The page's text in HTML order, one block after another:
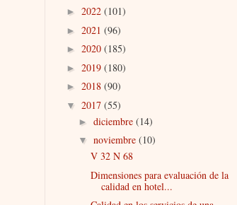
► 2022 (101)
► 2021 (96)
► 2020 (185)
► 2019 (180)
► 2018 (90)
▼ 2017 (55)
► diciembre (14)
▼ noviembre (10)
V 32 N 68
Dimensiones para evaluación de la
calidad en hotel...